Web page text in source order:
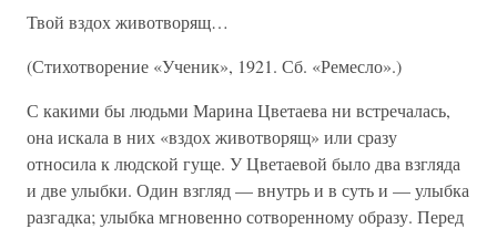
Твой вздох животворящ…
(Стихотворение «Ученик», 1921. Сб. «Ремесло».)
С какими бы людьми Марина Цветаева ни встречалась,
она искала в них «вздох животворящ» или сразу
относила к людской гуще. У Цветаевой было два взгляда
и две улыбки. Один взгляд — внутрь и в суть и — улыбка
разгадка; улыбка мгновенно сотворенному образу. Перед